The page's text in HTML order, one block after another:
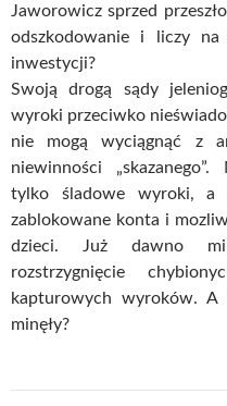
Jaworowicz sprzed
odszkodowanie i liczy na
inwestycji?
Swoją drogą sądy
wyroki przeciwko
nie mogą wyciągnąć z
niewinności
tylko śladowe wyroki, a
zablokowane konta i
dzieci. Już dawno
rozstrzygnięcie
kapturowych wyroków.
minęły?